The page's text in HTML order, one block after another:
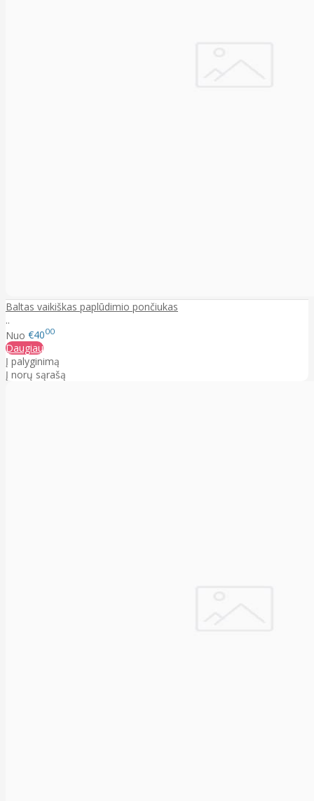
Baltas vaikiškas paplūdimio pončiukas
..
Nuo €4000
Daugiau
Į palyginimą
Į norų sąrašą